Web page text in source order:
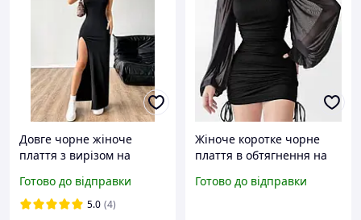
Довге чорне жіноче
плаття з вирізом на
Готово до відправки
5.0 (4)
Жіноче коротке чорне
плаття в обтягнення на
регулюється з довгим
Готово до відправки